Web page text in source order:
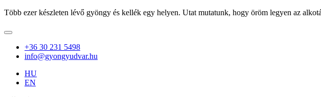
Több ezer készleten lévő gyöngy és kellék egy helyen. Utat mutatunk, hogy öröm legyen az
+36 30 231 5498
info@gyongyudvar.hu
HU
EN